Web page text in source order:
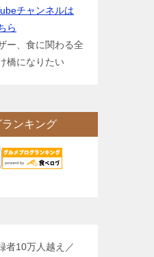
チャンネルは
ら
ー、食に関わる全
橋になりたい
ランキング
者10万人越え／